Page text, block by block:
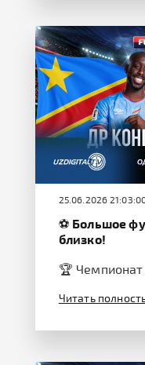
25.06.2026
⚽️ Большое
близко!
🏆
Читать